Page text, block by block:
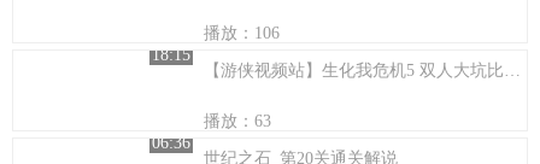
播放：106
18:15
【游侠视频站】生化我危机5 双人大坑比的娱乐解说1-1章节~~~
播放：63
06:36
世纪之石_第20关通关解说